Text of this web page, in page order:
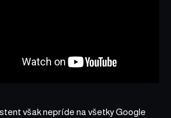
však nepríde na všetky Google